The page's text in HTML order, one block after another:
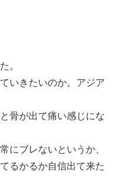
。
いきたいのか。アジア
骨が出て痛い感じにな
にブレないというか、
るかるか自信出て来た